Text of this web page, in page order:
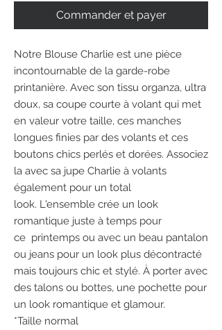
Commander et payer
Notre Blouse Charlie est une pièce
incontournable de la garde-robe
printanière. Avec son tissu organza, ultra
doux, sa coupe courte à volant qui met
en valeur votre taille, ces manches
longues finies par des volants et ces
boutons chics perlés et dorées. Associez
la avec sa jupe Charlie à volants
également pour un total
look. L'ensemble crée un look
romantique juste à temps pour
ce printemps ou avec un beau pantalon
ou jeans pour un look plus décontracté
mais toujours chic et stylé. À porter avec
des talons ou bottes, une pochette pour
un look romantique et glamour.
*Taille normal